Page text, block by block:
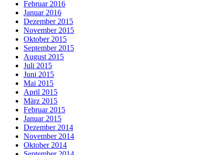
Februar 2016
Januar 2016
Dezember 2015
November 2015
Oktober 2015
September 2015
August 2015
Juli 2015
Juni 2015
Mai 2015
April 2015
März 2015
Februar 2015
Januar 2015
Dezember 2014
November 2014
Oktober 2014